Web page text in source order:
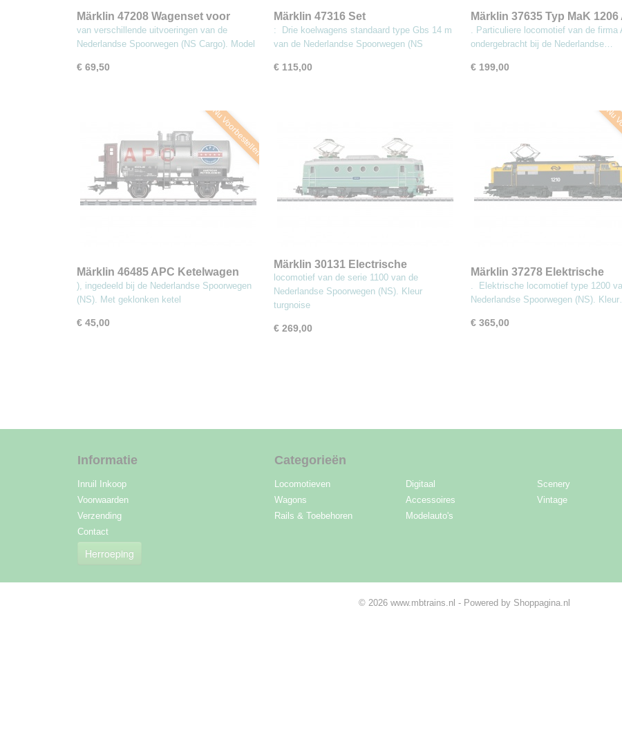
Märklin 47208 Wagenset voor
gewalste staalrollen
van verschillende uitvoeringen van de
Nederlandse Spoorwegen (NS Cargo). Model
€ 69,50
Märklin 47316 Set
goederenwagens Frico
: Drie koelwagens standaard type Gbs 14 m
van de Nederlandse Spoorwegen (NS
€ 115,00
Märklin 37635 Typ MaK 1206
Diesellocomotief
. Particuliere locomotief van de firma
ondergebracht bij de Nederlandse…
€ 199,00
Nu Voorbestellen
Märklin 46485 APC Ketelwagen
), ingedeeld bij de Nederlandse Spoorwegen
(NS). Met geklonken ketel
€ 45,00
Märklin 30131 Electrische
locomotief serie 1100
locomotief van de serie 1100 van de
Nederlandse Spoorwegen (NS). Kleur
turgnoise
€ 269,00
Nu
Märklin 37278 Elektrische
locomotief type 1200
. Elektrische locomotief type 1200
Nederlandse Spoorwegen (NS).
€ 365,00
Informatie
Inruil Inkoop
Voorwaarden
Verzending
Contact
Herroeping
Categorieën
Locomotieven
Wagons
Rails & Toebehoren
Digitaal
Accessoires
Modelauto's
Scenery
Vintage
© 2026 www.mbtrains.nl - Powered by Shoppagina.nl